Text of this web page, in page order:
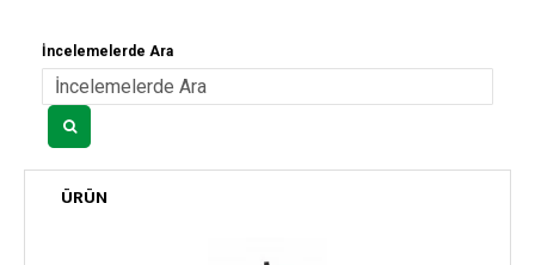
İncelemelerde Ara
ÜRÜN